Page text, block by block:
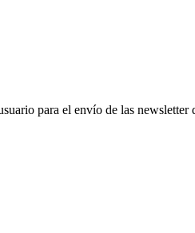
para el envío de las